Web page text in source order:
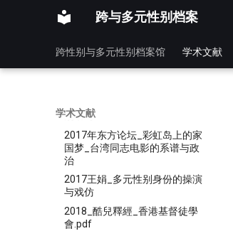
跨与多元性别档案
跨性别与多元性别档案馆 学术文献
学术文献
2015_性少数学生心理健康与校
园欺凌关系研究_魏重政_刘文利
学生校园骚扰与歧视经历研究
2016年04月_跨性別者現身前後
别书写
2017年东方论坛_彩虹岛上的家
国梦_台湾同志电影的系谱与政
治
2017王娟_多元性别身份的操演
与戏仿
2018_酷兒釋經_香港基督徒學
會.pdf